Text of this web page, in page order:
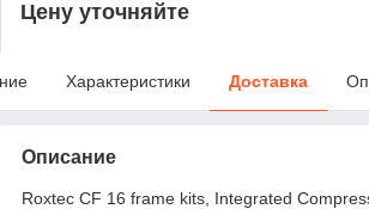
Цену уточняйте
Характеристики Доставка
Описание
Roxtec CF 16 frame kits, Integrated